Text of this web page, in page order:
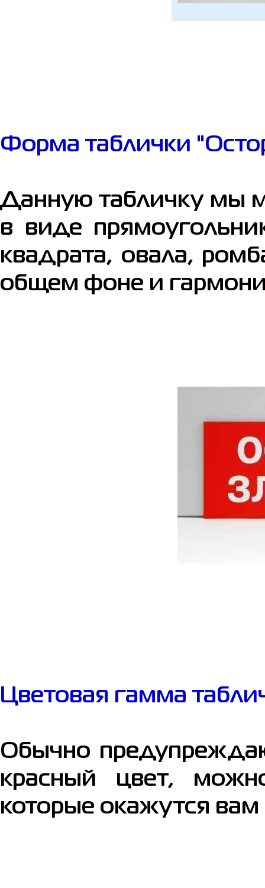
Форма таблички
Данную табличку мы
в виде
квадрата, овала,
общем фоне и
Цветовая гамма
Обычно
красный цвет,
которые окажутся